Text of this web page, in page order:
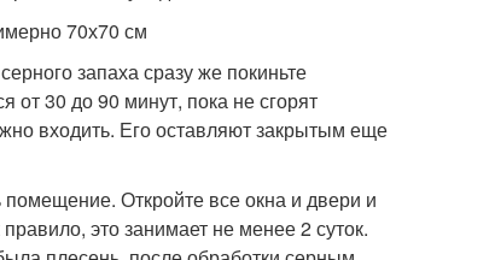
70х70 см
запаха сразу же покиньте
от 30 до 90 минут, пока не сгорят
входить. Его оставляют закрытым еще
Откройте все окна и двери и
это занимает не менее 2 суток.